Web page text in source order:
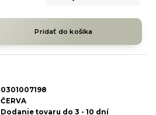
Pridať do košíka
0301007198
ČERVA
Dodanie tovaru do 3 - 10 dní